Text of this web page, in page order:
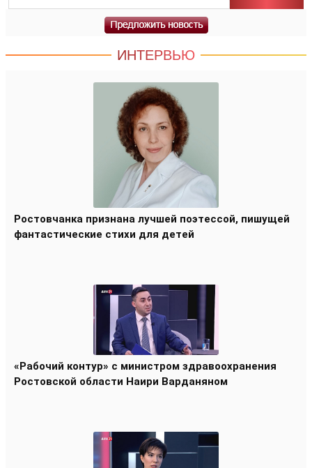
ИНТЕРВЬЮ
Ростовчанка признана лучшей поэтессой, пишущей
фантастические стихи для детей
«Рабочий контур» с министром здравоохранения
Ростовской области Наири Варданяном